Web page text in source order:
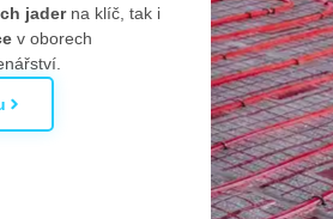
jaderna klíč, tak i
v oborech